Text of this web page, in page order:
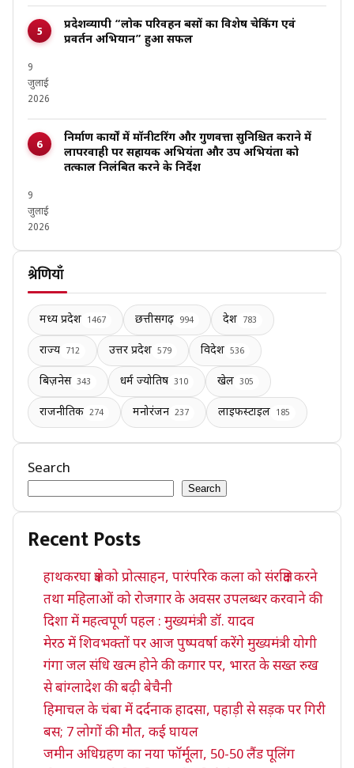
प्रदेशव्यापी “लोक परिवहन बसों का विशेष चेकिंग एवं
प्रवर्तन अभियान” हुआ सफल
9
जुलाई
2026
निर्माण कार्यों में मॉनीटरिंग और गुणवत्ता सुनिश्चित कराने में
लापरवाही पर सहायक अभियंता और उप अभियंता को
तत्काल निलंबित करने के निर्देश
9
जुलाई
2026
श्रेणियाँ
मध्य प्रदेश 1467 छत्तीसगढ़ 994 देश 783
राज्य 712 उत्तर प्रदेश 579 विदेश 536
बिज़नेस 343 धर्म ज्योतिष 310 खेल 305
राजनीतिक 274 मनोरंजन 237 लाइफस्टाइल 185
Search
Search
Recent Posts
हाथकरघा क्षेत्र को प्रोत्साहन, पारंपरिक कला को संरक्षित करने
तथा महिलाओं को रोजगार के अवसर उपलब्धर करवाने की
दिशा में महत्वपूर्ण पहल : मुख्यमंत्री डॉ. यादव
मेरठ में शिवभक्तों पर आज पुष्पवर्षा करेंगे मुख्यमंत्री योगी
गंगा जल संधि खत्म होने की कगार पर, भारत के सख्त रुख
से बांग्लादेश की बढ़ी बेचैनी
हिमाचल के चंबा में दर्दनाक हादसा, पहाड़ी से सड़क पर गिरी
बस; 7 लोगों की मौत, कई घायल
जमीन अधिग्रहण का नया फॉर्मूला, 50-50 लैंड पूलिंग